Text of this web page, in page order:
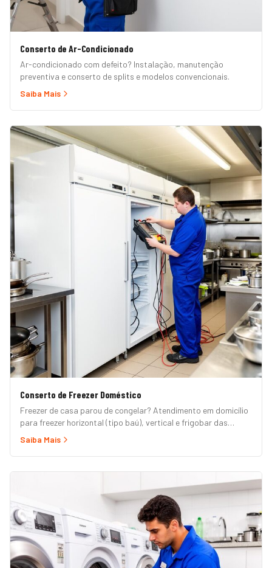
Conserto de Ar-Condicionado
Ar-condicionado com defeito? Instalação, manutenção
preventiva e conserto de splits e modelos convencionais.
Saiba Mais
Conserto de Freezer Doméstico
Freezer de casa parou de congelar? Atendimento em domicílio
para freezer horizontal (tipo baú), vertical e frigobar das
marcas Brastemp, Consul, Electrolux, Esmaltec, Philco e
de restaurante, padaria ou mercado, veja nossa página de
Freezer Comercial.)
Saiba Mais